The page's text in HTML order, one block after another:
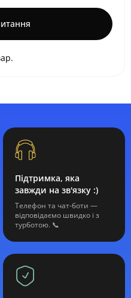
Підтримка, яка
завжди на зв'язку :)
Телефон та чат-боти —
відповідаємо швидко і з
турботою. 📞